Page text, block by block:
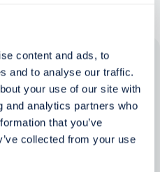
content and ads, to
and to analyse our traffic.
your use of our site with
and analytics partners who
that you’ve
collected from your use
zákazníků
prověření říkají lidé